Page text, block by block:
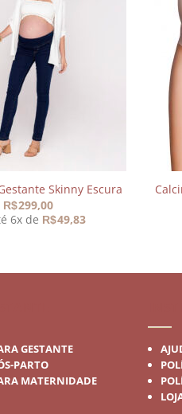
Skinny Escura
R$299,00
6x de R$49,83
GESTANTE
PARTO
MATERNIDADE